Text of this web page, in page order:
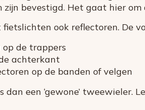
bevestigd. Het gaat hier om
ook reflectoren. De
de trappers
achterkant
op de banden of velgen
dan een ‘gewone’ tweewieler.